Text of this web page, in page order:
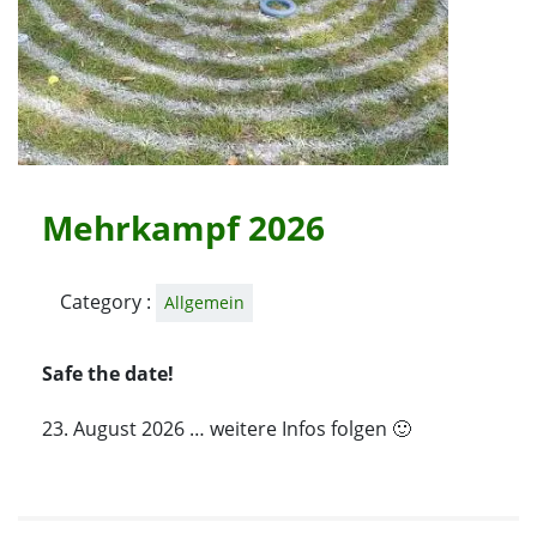
Mehrkampf 2026
Category : Allgemein
Safe the date!
23. August 2026 … weitere Infos folgen 🙂